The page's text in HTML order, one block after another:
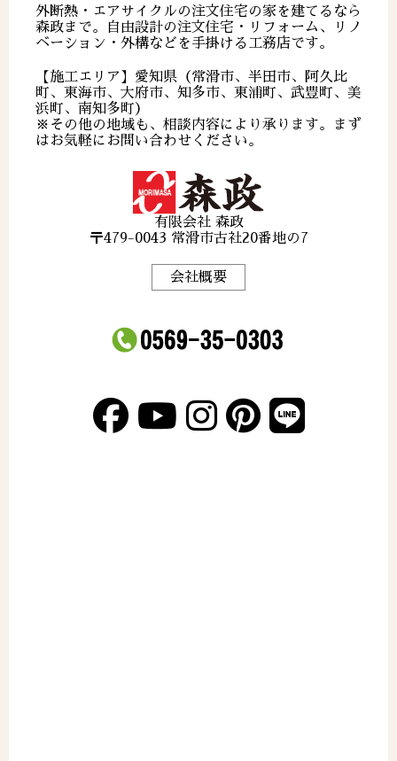
外断熱・エアサイクルの注文住宅の家を建てるなら
森政まで。自由設計の注文住宅・リフォーム、リノ
ベーション・外構などを手掛ける工務店です。
【施工エリア】愛知県（常滑市、半田市、阿久比
町、東海市、大府市、知多市、東浦町、武豊町、美
浜町、南知多町）
※その他の地域も、相談内容により承ります。まず
はお気軽にお問い合わせください。
有限会社 森政
〒479-0043 常滑市古社20番地の7
会社概要